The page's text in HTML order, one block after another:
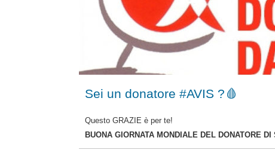
Sei un donatore #AVIS ?🩸
Questo GRAZIE è per te!
BUONA GIORNATA MONDIALE DEL DONATORE DI